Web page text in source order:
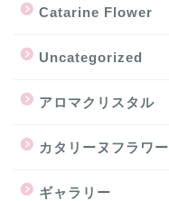
Catarine Flower
Uncategorized
アロマクリスタル
カタリーヌフラワー
ギャラリー